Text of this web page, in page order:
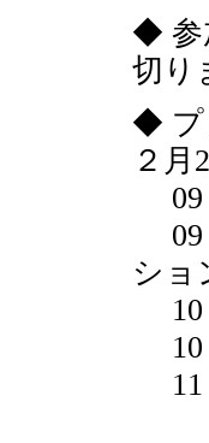
◆ 参
切り
◆ プ
２月
09
09
ショ
10
10
11
(